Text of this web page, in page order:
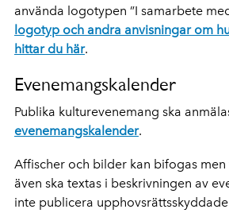
använda logotypen ”I samarbete
logotyp och andra anvisningar om
hittar du här.
Evenemangskalender
Publika kulturevenemang ska
evenemangskalender.
Affischer och bilder kan bifogas
även ska textas i beskrivningen av
inte publicera